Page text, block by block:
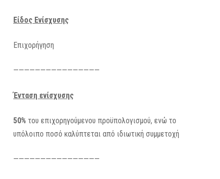
Είδος Ενίσχυσης
Επιχορήγηση
————————————————
Ένταση ενίσχυσης
50% του επιχορηγούμενου προϋπολογισμού, ενώ το
υπόλοιπο ποσό καλύπτεται από ιδιωτική συμμετοχή
————————————————